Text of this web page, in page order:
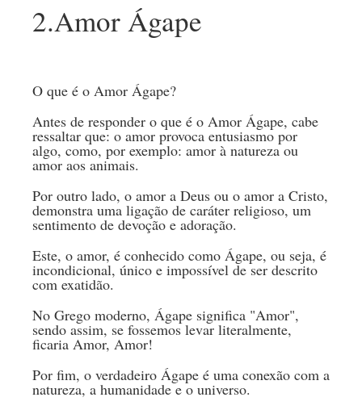
2.Amor Ágape
O que é o Amor Ágape?
Antes de responder o que é o Amor Ágape, cabe
ressaltar que: o amor provoca entusiasmo por
algo, como, por exemplo: amor à natureza ou
amor aos animais.
Por outro lado, o amor a Deus ou o amor a Cristo,
demonstra uma ligação de caráter religioso, um
sentimento de devoção e adoração.
Este, o amor, é conhecido como Ágape, ou seja, é
incondicional, único e impossível de ser descrito
com exatidão.
No Grego moderno, Ágape significa "Amor",
sendo assim, se fossemos levar literalmente,
ficaria Amor, Amor!
Por fim, o verdadeiro Ágape é uma conexão com a
natureza, a humanidade e o universo.